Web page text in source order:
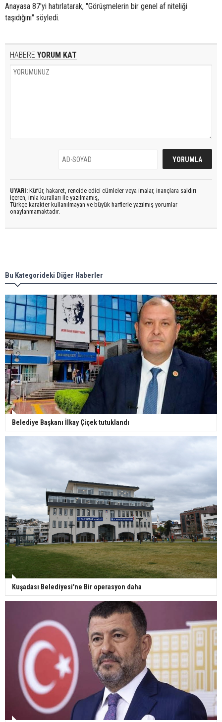
Anayasa 87'yi hatırlatarak, "Görüşmelerin bir genel af niteliği
taşıdığını" söyledi.
HABERE YORUM KAT
UYARI: Küfür, hakaret, rencide edici cümleler veya imalar, inançlara saldırı
içeren, imla kuralları ile yazılmamış,
Türkçe karakter kullanılmayan ve büyük harflerle yazılmış yorumlar
onaylanmamaktadır.
Bu Kategorideki Diğer Haberler
Belediye Başkanı İlkay Çiçek tutuklandı
Kuşadası Belediyesi'ne Bir operasyon daha